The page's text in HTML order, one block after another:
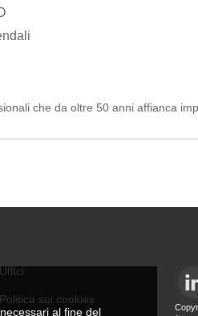
al fine del
che da oltre 50 anni affianca
Uffici
Politica sui cookies